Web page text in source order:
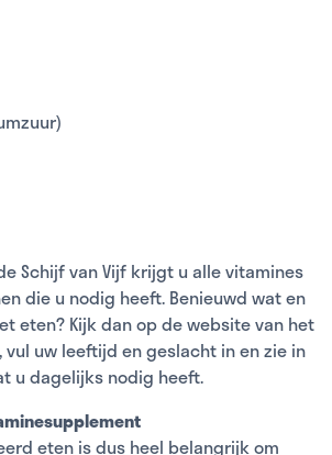
Schijf van Vijf krijgt u alle vitamines
die u nodig heeft. Benieuwd wat en
eten? Kijk dan op de website van het
uw leeftijd en geslacht in en zie in
u dagelijks nodig heeft.
eten is dus heel belangrijk om